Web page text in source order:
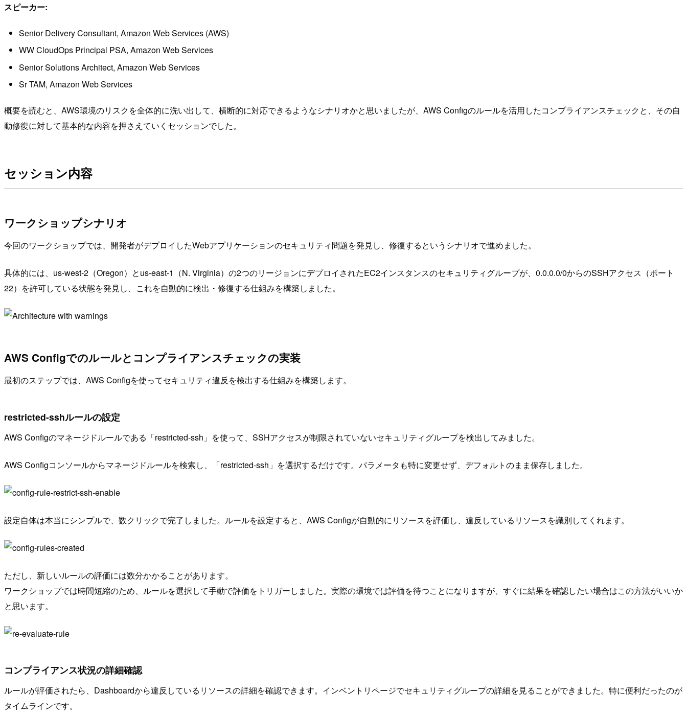
スピーカー:
Senior Delivery Consultant, Amazon Web Services (AWS)
WW CloudOps Principal PSA, Amazon Web Services
Senior Solutions Architect, Amazon Web Services
Sr TAM, Amazon Web Services
概要を読むと、AWS環境のリスクを全体的に洗い出して、横断的に対応できるようなシナリオかと思いましたが、AWS Configのルールを活用したコンプライアンスチェックと、その自
動修復に対して基本的な内容を押さえていくセッションでした。
セッション内容
ワークショップシナリオ
今回のワークショップでは、開発者がデプロイしたWebアプリケーションのセキュリティ問題を発見し、修復するというシナリオで進めました。
具体的には、us-west-2（Oregon）とus-east-1（N. Virginia）の2つのリージョンにデプロイされたEC2インスタンスのセキュリティグループが、0.0.0.0/0からのSSHアクセス（ポート
22）を許可している状態を発見し、これを自動的に検出・修復する仕組みを構築しました。
AWS Configでのルールとコンプライアンスチェックの実装
最初のステップでは、AWS Configを使ってセキュリティ違反を検出する仕組みを構築します。
restricted-sshルールの設定
AWS Configのマネージドルールである「restricted-ssh」を使って、SSHアクセスが制限されていないセキュリティグループを検出してみました。
AWS Configコンソールからマネージドルールを検索し、「restricted-ssh」を選択するだけです。パラメータも特に変更せず、デフォルトのまま保存しました。
設定自体は本当にシンプルで、数クリックで完了しました。ルールを設定すると、AWS Configが自動的にリソースを評価し、違反しているリソースを識別してくれます。
ただし、新しいルールの評価には数分かかることがあります。
ワークショップでは時間短縮のため、ルールを選択して手動で評価をトリガーしました。実際の環境では評価を待つことになりますが、すぐに結果を確認したい場合はこの方法がいいか
と思います。
コンプライアンス状況の詳細確認
ルールが評価されたら、Dashboardから違反しているリソースの詳細を確認できます。インベントリページでセキュリティグループの詳細を見ることができました。特に便利だったのが
タイムラインです。